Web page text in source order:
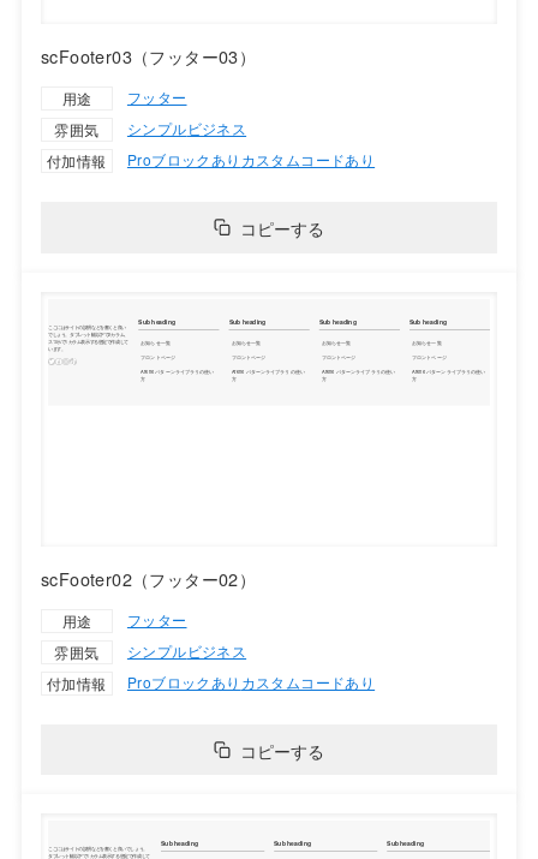
scFooter03（フッター03）
用途
フッター
雰囲気
シンプルビジネス
付加情報
Proブロックあり カスタムコードあり
コピーする
scFooter02（フッター02）
用途
フッター
雰囲気
シンプルビジネス
付加情報
Proブロックあり カスタムコードあり
コピーする